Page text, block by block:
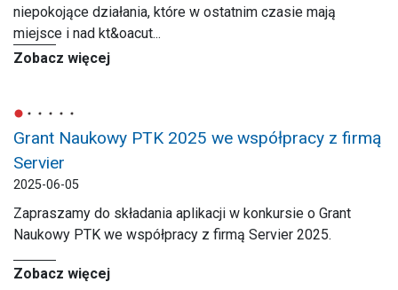
niepokojące działania, które w ostatnim czasie mają
miejsce i nad kt&oacut...
Zobacz więcej
Grant Naukowy PTK 2025 we współpracy z firmą
Servier
2025-06-05
Zapraszamy do składania aplikacji w konkursie o Grant
Naukowy PTK we współpracy z firmą Servier 2025.
Zobacz więcej